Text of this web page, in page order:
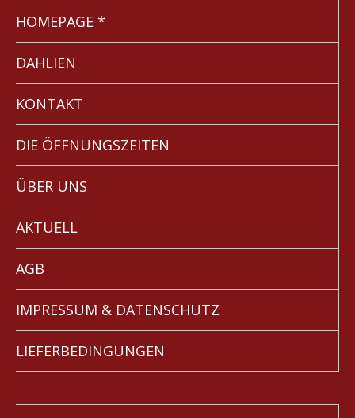
HOMEPAGE *
DAHLIEN
KONTAKT
DIE ÖFFNUNGSZEITEN
ÜBER UNS
AKTUELL
AGB
IMPRESSUM & DATENSCHUTZ
LIEFERBEDINGUNGEN